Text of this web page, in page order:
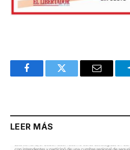
FacebookTwitter Email
LEER MÁS